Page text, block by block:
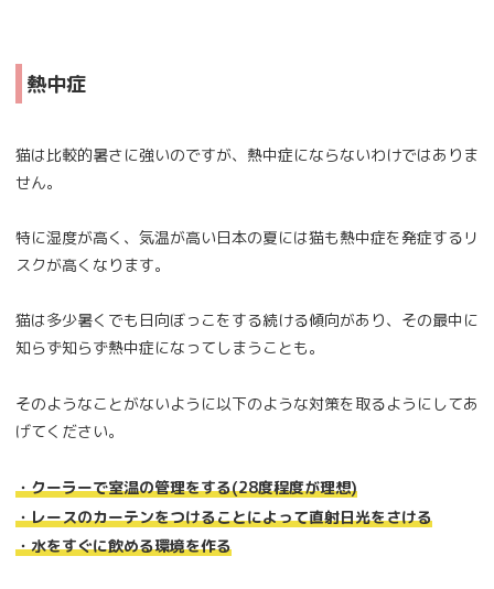
熱中症
猫は比較的暑さに強いのですが、熱中症にならないわけではありま
せん。
特に湿度が高く、気温が高い日本の夏には猫も熱中症を発症するリ
スクが高くなります。
猫は多少暑くでも日向ぼっこをする続ける傾向があり、その最中に
知らず知らず熱中症になってしまうことも。
そのようなことがないように以下のような対策を取るようにしてあ
げてください。
・クーラーで室温の管理をする(28度程度が理想)
・レースのカーテンをつけることによって直射日光をさける
・水をすぐに飲める環境を作る